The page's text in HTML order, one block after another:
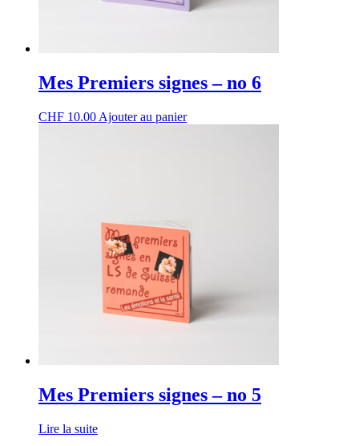
Mes Premiers signes – no 6
CHF 10.00 Ajouter au panier
Mes Premiers signes – no 5
Lire la suite